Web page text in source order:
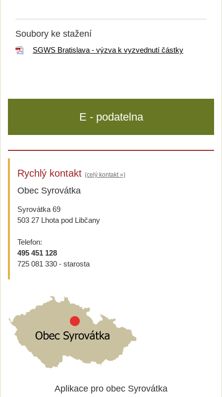
Soubory ke stažení
SGWS Bratislava - výzva k vyzvednutí částky
E - podatelna
Rychlý kontakt (celý kontakt »)
Obec Syrovátka
Syrovátka 69
503 27 Lhota pod Libčany
Telefon:
495 451 128
725 081 330 - starosta
Aplikace pro obec Syrovátka